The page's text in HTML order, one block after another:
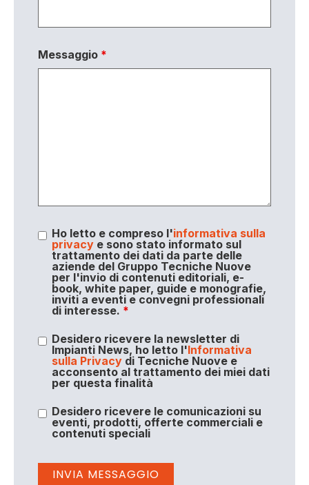
Messaggio *
Ho letto e compreso l'informativa sulla
privacye sono stato informato sul
trattamento dei dati da parte delle
aziende del Gruppo Tecniche Nuove
per l'invio di contenuti editoriali, e-
book, white paper, guide e monografie,
inviti a eventi e convegni professionali
di interesse. *
Desidero ricevere la newsletter di
Impianti News, ho letto l'Informativa
sulla Privacydi Tecniche Nuove e
acconsento al trattamento dei miei dati
per questa finalità
Desidero ricevere le comunicazioni su
eventi, prodotti, offerte commerciali e
contenuti speciali